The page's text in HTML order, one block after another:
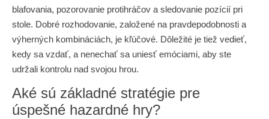
blafovania, pozorovanie protihráčov a sledovanie pozícií pri
stole. Dobré rozhodovanie, založené na pravdepodobnosti a
výherných kombináciách, je kľúčové. Dôležité je tiež vedieť,
kedy sa vzdať, a nenechať sa uniesť emóciami, aby ste
udržali kontrolu nad svojou hrou.
Aké sú základné stratégie pre
úspešné hazardné hry?